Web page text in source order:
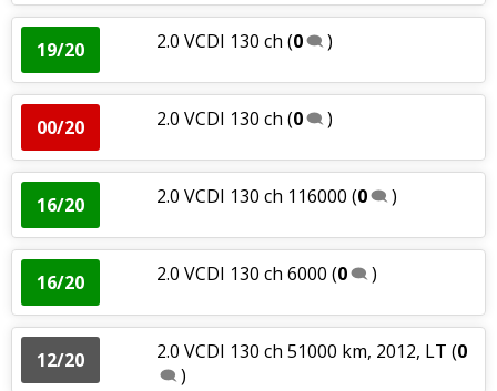
19/20 2.0 VCDI 130 ch (0 )
00/20 2.0 VCDI 130 ch (0 )
16/20 2.0 VCDI 130 ch 116000 (0 )
16/20 2.0 VCDI 130 ch 6000 (0 )
12/20 2.0 VCDI 130 ch 51000 km, 2012, LT (0
)